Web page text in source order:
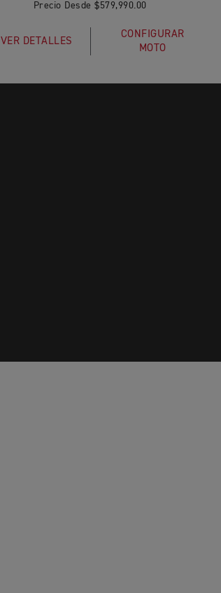
Precio Desde $579,990.00
VER DETALLES
CONFIGURAR
MOTO